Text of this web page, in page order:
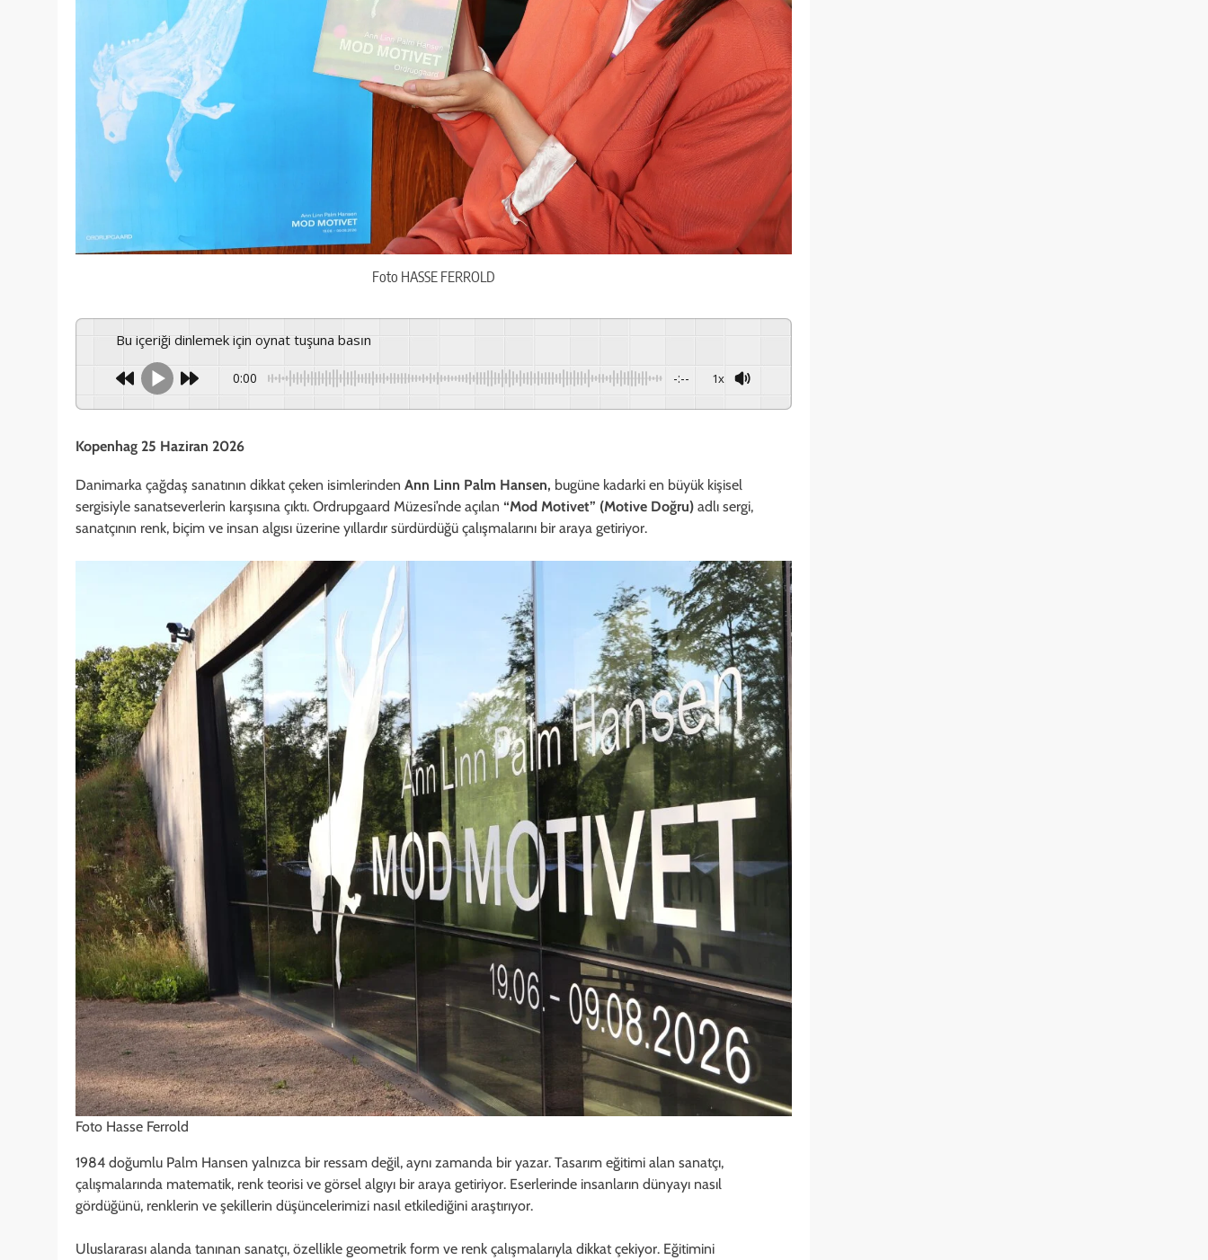
Foto HASSE FERROLD
Bu içeriği dinlemek için oynat tuşuna basın
0:00 -:-- 1x
Kopenhag 25 Haziran 2026
Danimarka çağdaş sanatının dikkat çeken isimlerinden Ann Linn Palm Hansen, bugüne kadarki en büyük kişisel
sergisiyle sanatseverlerin karşısına çıktı. Ordrupgaard Müzesi’nde açılan “Mod Motivet” (Motive Doğru) adlı sergi,
sanatçının renk, biçim ve insan algısı üzerine yıllardır sürdürdüğü çalışmalarını bir araya getiriyor.
Foto Hasse Ferrold
1984 doğumlu Palm Hansen yalnızca bir ressam değil, aynı zamanda bir yazar. Tasarım eğitimi alan sanatçı,
çalışmalarında matematik, renk teorisi ve görsel algıyı bir araya getiriyor. Eserlerinde insanların dünyayı nasıl
gördüğünü, renklerin ve şekillerin düşüncelerimizi nasıl etkilediğini araştırıyor.
Uluslararası alanda tanınan sanatçı, özellikle geometrik form ve renk çalışmalarıyla dikkat çekiyor. Eğitimini